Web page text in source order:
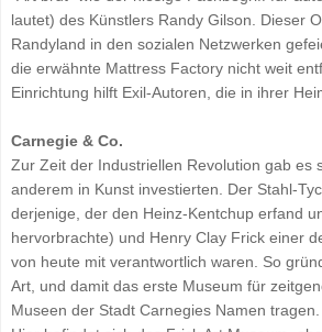
lautet) des Künstlers Randy Gilson. Dieser
Randyland in den sozialen Netzwerken
die erwähnte Mattress Factory nicht weit
Einrichtung hilft Exil-Autoren, die in ihrer
Carnegie & Co.
Zur Zeit der Industriellen Revolution gab es
anderem in Kunst investierten. Der Stahl-
derjenige, der den Heinz-Kentchup erfand
hervorbrachte) und Henry Clay Frick einer
von heute mit verantwortlich waren. So
Art, und damit das erste Museum für
Museen der Stadt Carnegies Namen